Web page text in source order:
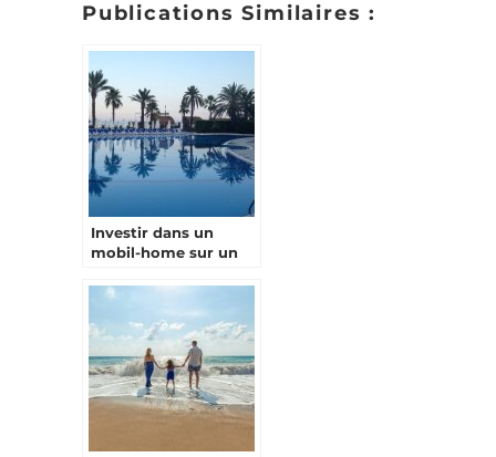
Publications Similaires :
Investir dans un
mobil-home sur un
faut savoir